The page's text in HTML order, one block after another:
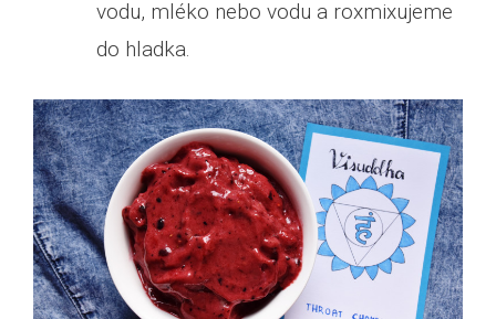
vodu, mléko nebo vodu a roxmixujeme
do hladka.